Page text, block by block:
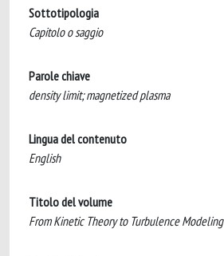
Sottotipologia
Capitolo o saggio
Parole chiave
density limit; magnetized plasma
Lingua del contenuto
English
Titolo del volume
From Kinetic Theory to Turbulence Modeling